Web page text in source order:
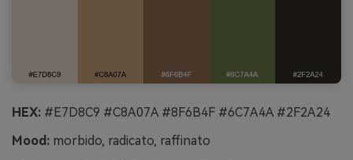
HEX: #E7D8C9 #C8A07A #8F6B4F #6C7A4A #2F2A24
Mood: morbido, radicato, raffinato